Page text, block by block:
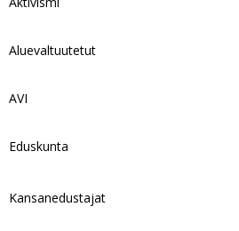
Aluevaltuutetut
AVI
Eduskunta
Kansanedustajat